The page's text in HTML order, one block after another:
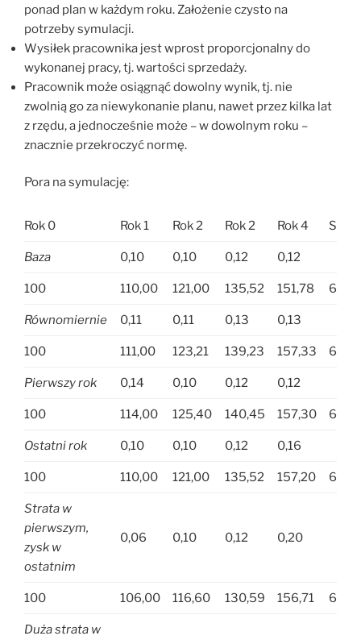
ponad plan w każdym roku. Założenie czysto na
potrzeby symulacji.
Wysiłek pracownika jest wprost proporcjonalny do
wykonanej pracy, tj. wartości sprzedaży.
Pracownik może osiągnąć dowolny wynik, tj. nie
zwolnią go za niewykonanie planu, nawet przez kilka lat
z rzędu, a jednocześnie może – w dowolnym roku –
znacznie przekroczyć normę.
Pora na symulację:
Rok 0 Rok 1 Rok 2 Rok 2 Rok 4 Suma
Baza 0,10 0,10 0,12 0,12
100 110,00 121,00 135,52 151,78
Równomiernie 0,11 0,11 0,13 0,13
100 111,00 123,21 139,23 157,33
Pierwszy rok 0,14 0,10 0,12 0,12
100 114,00 125,40 140,45 157,30
Ostatni rok 0,10 0,10 0,12 0,16
100 110,00 121,00 135,52 157,20
Strata w
pierwszym,
zysk w
ostatnim
0,06 0,10 0,12 0,20
100 106,00 116,60 130,59 156,71
Duża strata w